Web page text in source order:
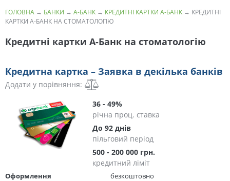
ГОЛОВНА → БАНКИ → А-БАНК → КРЕДИТНІ КАРТКИ А-БАНК → КРЕДИТНІ
КАРТКИ А-БАНК НА СТОМАТОЛОГІЮ
Кредитні картки А-Банк на стоматологію
Кредитна картка – Заявка в декілька банків
Додати у порівняння:
36 - 49%
річна проц. ставка
До 92 днів
пільговий період
500 - 200 000 грн.
кредитний ліміт
Оформлення
безкоштовно